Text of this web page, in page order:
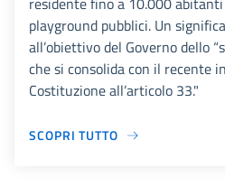
playground pubblici. Un
all’obiettivo del Governo dello
che si consolida con il recente
Costituzione all’articolo 33."
SCOPRI TUTTO